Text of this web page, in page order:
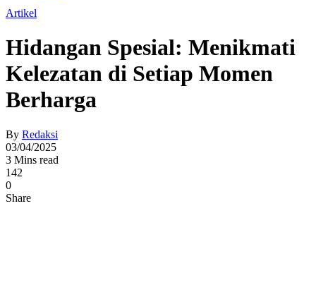
Artikel
Hidangan Spesial: Menikmati
Kelezatan di Setiap Momen
Berharga
By Redaksi
03/04/2025
3 Mins read
142
0
Share